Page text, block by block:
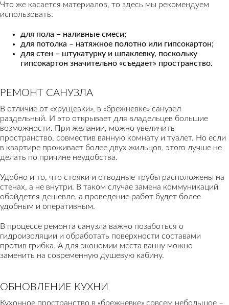
Что же касается материалов, то здесь мы рекомендуем
использовать:
для пола – наливные смеси;
для потолка – натяжное полотно или гипсокартон;
для стен – штукатурку и шпаклевку, поскольку
гипсокартон значительно «съедает» пространство.
РЕМОНТ САНУЗЛА
В отличие от «хрущевки», в «брежневке» санузел
раздельный. И это открывает для владельцев большие
возможности. При желании, можно увеличить
пространство, совместив ванную комнату и туалет. Но если
в квартире проживает более двух жильцов, этого лучше не
делать по причине неудобства.
Удобно и то, что стояки и отводные трубы расположены на
стенах, а не внутри. В таком случае замена коммуникаций
обойдется дешевле, а проведение работ будет более
удобным и оперативным.
В процессе ремонта санузла важно позаботься о
гидроизоляции и обработать поверхности составами
против грибка. А для экономии места ванну можно
заменить на современную душевую кабину.
ОБНОВЛЕНИЕ КУХНИ
Кухонное пространство в «брежневке» совсем небольшое –